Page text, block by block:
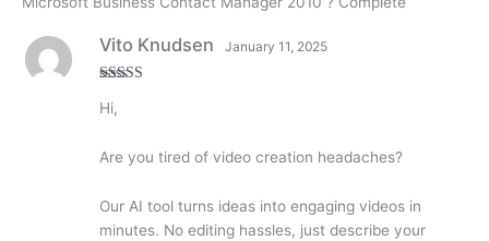
out of
Vito Knudsen January 11, 2025
Hi,
Are you tired of video creation headaches?
Our AI tool turns ideas into engaging videos in
minutes. No editing hassles, just describe your